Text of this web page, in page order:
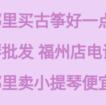
买古筝好一
发 福州店电
卖小提琴便